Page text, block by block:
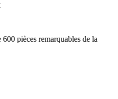
pièces remarquables de la